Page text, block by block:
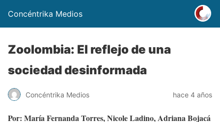
Concéntrika Medios
Zoolombia: El reflejo de una
sociedad desinformada
Concéntrika Medios hace 4 años
Por: María Fernanda Torres, Nicole Ladino, Adriana Bojacá